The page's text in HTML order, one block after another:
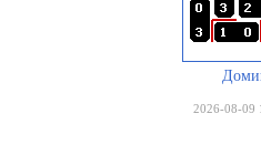
2026-08-09